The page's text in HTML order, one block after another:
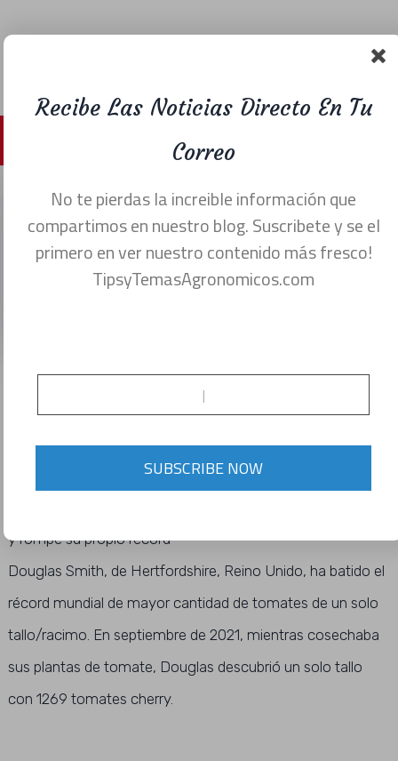
1,269 tomates en una
sola planta.
agosto 16, 2022
PLANTA.
y rompe su propio récord
Douglas Smith, de Hertfordshire, Reino Unido, ha batido el
récord mundial de mayor cantidad de tomates de un solo
tallo/racimo. En septiembre de 2021, mientras cosechaba
sus plantas de tomate, Douglas descubrió un solo tallo
con 1269 tomates cherry.
Recibe Las Noticias Directo En Tu
Correo
No te pierdas la increible información que
compartimos en nuestro blog. Suscribete y se el
primero en ver nuestro contenido más fresco!
TipsyTemasAgronomicos.com
SUBSCRIBE NOW